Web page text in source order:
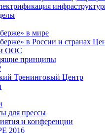
в мире
в России и странах
ООС
принципы
Тренинговый Центр
для прессы
и конференции
2016